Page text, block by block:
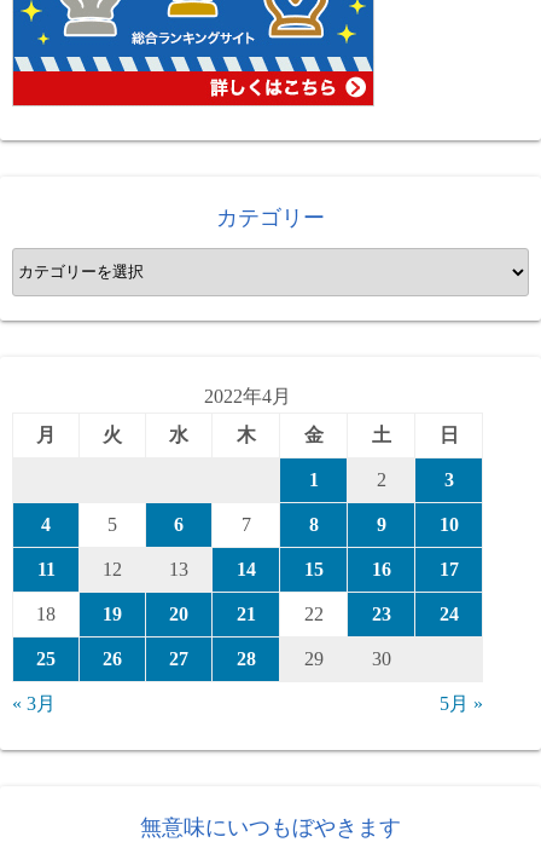
カテゴリー
カ
テ
ゴ
2022年4月
月
火 水 木 金 土 日
1 2 3
4 5 6 7 8 9 10
11 12 13 14 15 16 17
18 19 20 21 22 23 24
25 26 27 28 29 30
« 3月 5月 »
無意味にいつもぼやきます